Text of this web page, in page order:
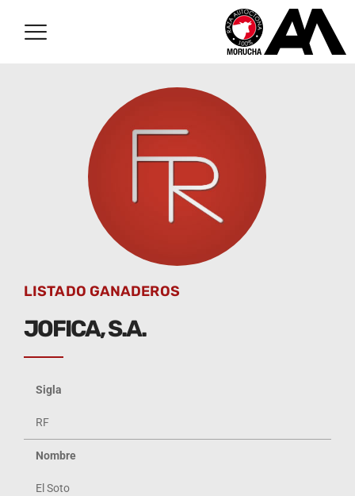
LISTADO GANADEROS
JOFICA, S.A.
Sigla
RF
Nombre
El Soto